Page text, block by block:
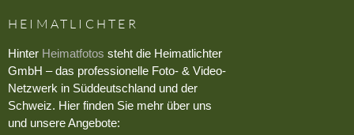
HEIMATLICHTER
Hinter Heimatfotos steht die Heimatlichter
GmbH – das professionelle Foto- & Video-
Netzwerk in Süddeutschland und der
Schweiz. Hier finden Sie mehr über uns
und unsere Angebote: